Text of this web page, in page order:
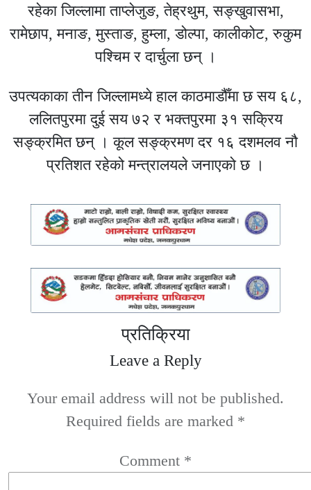
रहेका जिल्लामा ताप्लेजुङ, तेह्रथुम, सङ्खुवासभा,
रामेछाप, मनाङ, मुस्ताङ, हुम्ला, डोल्पा, कालीकोट, रुकुम
पश्चिम र दार्चुला छन् ।
उपत्यकाका तीन जिल्लामध्ये हाल काठमाडौँमा छ सय ६८,
ललितपुरमा दुई सय ७२ र भक्तपुरमा ३१ सक्रिय
सङ्क्रमित छन् । कूल सङ्क्रमण दर १६ दशमलव नौ
प्रतिशत रहेको मन्त्रालयले जनाएको छ ।
प्रतिक्रिया
Leave a Reply
Your email address will not be published.
Required fields are marked *
Comment *